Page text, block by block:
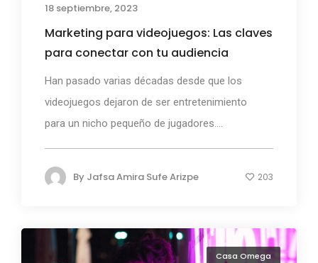
18 septiembre, 2023
Marketing para videojuegos: Las claves
para conectar con tu audiencia
Han pasado varias décadas desde que los
videojuegos dejaron de ser entretenimiento
para un nicho pequeño de jugadores....
By Jafsa Amira Sufe Arizpe 203
Casa Omega